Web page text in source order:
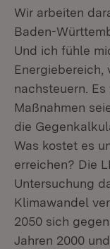
Wir arbeiten
Baden-
Und ich fühle
Energiebereich,
nachsteuern.
Maßnahmen
die
Was kostet es
erreichen? Die
Untersuchung
Klimawandel
2050 sich
Jahren 2000